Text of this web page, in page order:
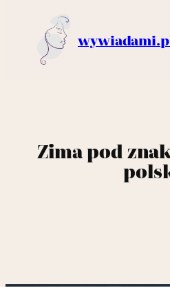
Zima pod